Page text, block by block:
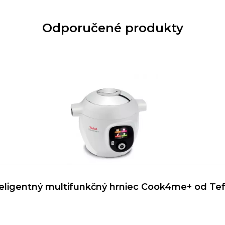
Odporučené produkty
multifunkčný hrniec Cook4me+ od